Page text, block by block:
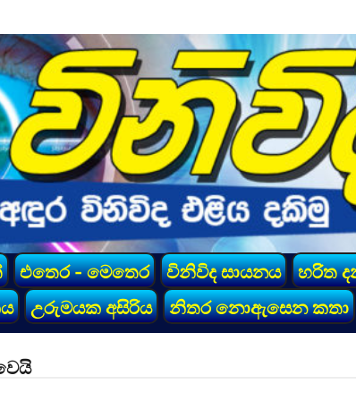
එතෙර - මෙතෙර විනිවිද සායනය හරිත
උරුමයක අසිරිය නිතර නොඇසෙන කතා